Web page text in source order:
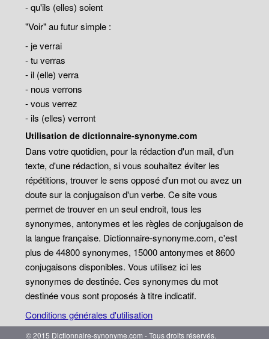
- qu'ils (elles) soient
"Voir" au futur simple :
- je verrai
- tu verras
- il (elle) verra
- nous verrons
- vous verrez
- ils (elles) verront
Utilisation de dictionnaire-synonyme.com
Dans votre quotidien, pour la rédaction d'un mail, d'un
texte, d'une rédaction, si vous souhaitez éviter les
répétitions, trouver le sens opposé d'un mot ou avez un
doute sur la conjugaison d'un verbe. Ce site vous
permet de trouver en un seul endroit, tous les
synonymes, antonymes et les règles de conjugaison de
la langue française. Dictionnaire-synonyme.com, c'est
plus de 44800 synonymes, 15000 antonymes et 8600
conjugaisons disponibles. Vous utilisez ici les
synonymes de destinée. Ces synonymes du mot
destinée vous sont proposés à titre indicatif.
Conditions générales d'utilisation
© 2015 Dictionnaire-synonyme.com - Tous droits réservés.